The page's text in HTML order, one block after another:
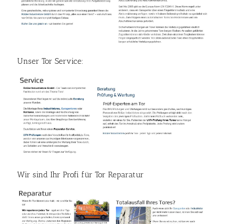
Unser Tor Service:
Wir sind Ihr Profi für Tor Reparatur